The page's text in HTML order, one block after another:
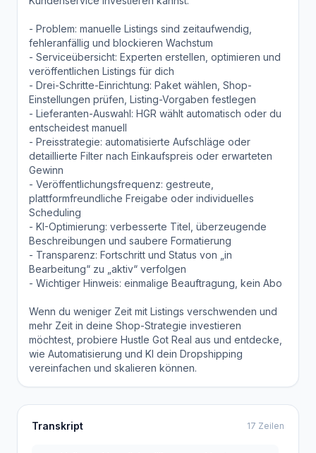
- Problem: manuelle Listings sind zeitaufwendig,
fehleranfällig und blockieren Wachstum
- Serviceübersicht: Experten erstellen, optimieren und
veröffentlichen Listings für dich
- Drei-Schritte-Einrichtung: Paket wählen, Shop-
Einstellungen prüfen, Listing-Vorgaben festlegen
- Lieferanten-Auswahl: HGR wählt automatisch oder du
entscheidest manuell
- Preisstrategie: automatisierte Aufschläge oder
detaillierte Filter nach Einkaufspreis oder erwarteten
Gewinn
- Veröffentlichungsfrequenz: gestreute,
plattformfreundliche Freigabe oder individuelles
Scheduling
- KI-Optimierung: verbesserte Titel, überzeugende
Beschreibungen und saubere Formatierung
- Transparenz: Fortschritt und Status von „in
Bearbeitung“ zu „aktiv“ verfolgen
- Wichtiger Hinweis: einmalige Beauftragung, kein Abo
Wenn du weniger Zeit mit Listings verschwenden und
mehr Zeit in deine Shop-Strategie investieren
möchtest, probiere Hustle Got Real aus und entdecke,
wie Automatisierung und KI dein Dropshipping
vereinfachen und skalieren können.
Transkript 17 Zeilen